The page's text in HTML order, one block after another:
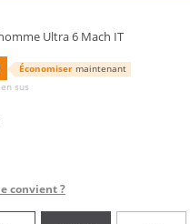
Ultra 6 Mach IT
Économiser maintenant
sus
convient ?